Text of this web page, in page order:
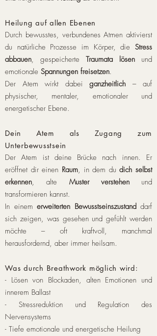
Heilung auf allen Ebenen
Durch bewusstes, verbundenes Atmen aktivierst
du natürliche Prozesse im Körper, die Stress
abbauen, gespeicherte Traumata lösen und
emotionale Spannungen freisetzen.
Der Atem wirkt dabei ganzheitlich – auf
physischer, mentaler, emotionaler und
energetischer Ebene.
Dein Atem als Zugang zum
Unterbewusstsein
Der Atem ist deine Brücke nach innen. Er
eröffnet dir einen Raum, in dem dudich selbst
erkennen, alte Muster verstehenund
transformieren kannst.
In einem erweiterten Bewusstseinszustanddarf
sich zeigen, was gesehen und gefühlt werden
möchte – oft kraftvoll, manchmal
herausfordernd, aber immer heilsam.
Was durch Breathwork möglich wird:
- Lösen von Blockaden, alten Emotionen und
innerem Ballast
- Stressreduktion und Regulation des
Nervensystems
- Tiefe emotionale und energetische Heilung